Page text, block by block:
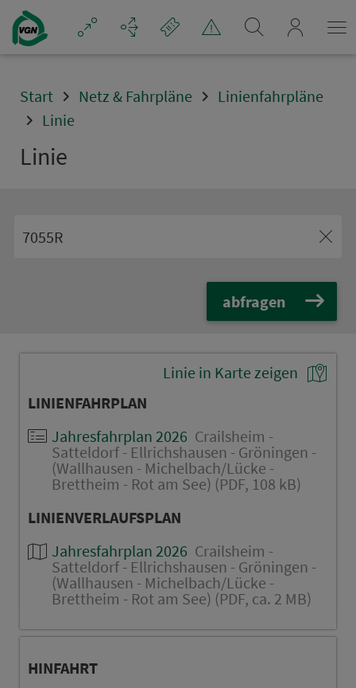
Navigation überspringen
Start Netz & Fahrpläne
Linienfahrpläne
Linie
Linie
abfragen
Linie in Karte zeigen
LINIENFAHRPLAN
Jahresfahrplan 2026 Crailsheim -
Satteldorf - Ellrichshausen - Gröningen -
(Wallhausen - Michelbach/Lücke -
Brettheim - Rot am See) (PDF, 108 kB)
LINIENVERLAUFSPLAN
Jahresfahrplan 2026 Crailsheim -
Satteldorf - Ellrichshausen - Gröningen -
(Wallhausen - Michelbach/Lücke -
Brettheim - Rot am See) (PDF, ca. 2 MB)
HINFAHRT